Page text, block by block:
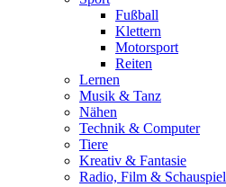
Fußball
Klettern
Motorsport
Reiten
Lernen
Musik & Tanz
Nähen
Technik & Computer
Tiere
Kreativ & Fantasie
Radio, Film & Schauspiel